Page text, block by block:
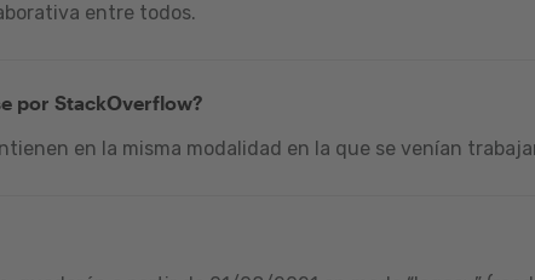
entre todos.
por StackOverflow?
en la misma modalidad en la que se venían